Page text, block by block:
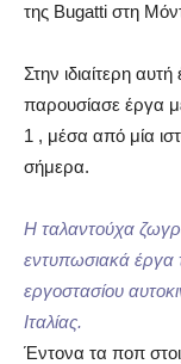
της Bugatti στη
Στην ιδιαίτερη
παρουσίασε έργα
1 , μέσα από μία
σήμερα.
Η ταλαντούχα
εντυπωσιακά έργα
εργοστασίου
Ιταλίας.
Έντονα τα ποπ